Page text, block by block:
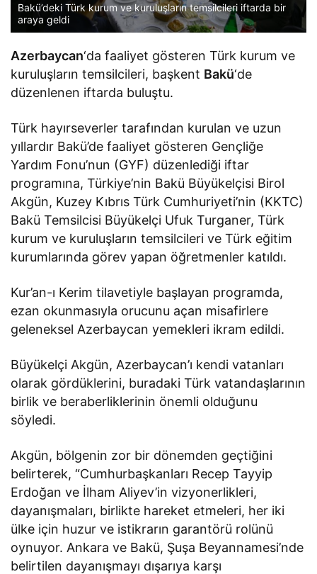
Bakü’deki Türk kurum ve kuruluşların temsilcileri iftarda bir
araya geldi
Azerbaycan‘da faaliyet gösteren Türk kurum ve
kuruluşların temsilcileri, başkent Bakü‘de
düzenlenen iftarda buluştu.
Türk hayırseverler tarafından kurulan ve uzun
yıllardır Bakü’de faaliyet gösteren Gençliğe
Yardım Fonu’nun (GYF) düzenlediği iftar
programına, Türkiye’nin Bakü Büyükelçisi Birol
Akgün, Kuzey Kıbrıs Türk Cumhuriyeti’nin (KKTC)
Bakü Temsilcisi Büyükelçi Ufuk Turganer, Türk
kurum ve kuruluşların temsilcileri ve Türk eğitim
kurumlarında görev yapan öğretmenler katıldı.
Kur’an-ı Kerim tilavetiyle başlayan programda,
ezan okunmasıyla orucunu açan misafirlere
geleneksel Azerbaycan yemekleri ikram edildi.
Büyükelçi Akgün, Azerbaycan’ı kendi vatanları
olarak gördüklerini, buradaki Türk vatandaşlarının
birlik ve beraberliklerinin önemli olduğunu
söyledi.
Akgün, bölgenin zor bir dönemden geçtiğini
belirterek, “Cumhurbaşkanları Recep Tayyip
Erdoğan ve İlham Aliyev’in vizyonerlikleri,
dayanışmaları, birlikte hareket etmeleri, her iki
ülke için huzur ve istikrarın garantörü rolünü
oynuyor. Ankara ve Bakü, Şuşa Beyannamesi’nde
belirtilen dayanışmayı dışarıya karşı